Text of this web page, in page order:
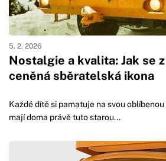
Nostalgie a kvalita: Jak se
ceněná sběratelská ikona
5. 2. 2026
Každé dítě si pamatuje na svou
mají doma právě tuto starou...